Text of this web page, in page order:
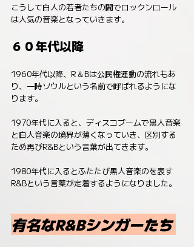
こうして白人の若者たちの間でロックンロール
は人気の音楽となっていきます。
６０年代以降
1960年代以降、R＆Bは公民権運動の流れもあ
り、一時ソウルという名前で呼ばれるようにな
ります。
1970年代に入ると、ディスコブームで黒人音楽
と白人音楽の境界が薄くなっていき、区別する
ため再びR&Bという言葉が出てきます。
1980年代に入るとふたたび黒人音楽のを表す
R&Bという言葉が定着するようになりました。
有名なR&Bシンガーたち